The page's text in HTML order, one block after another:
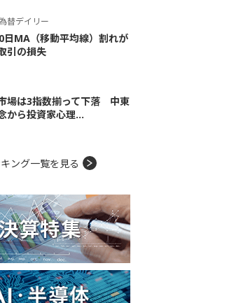
替デイリー
日MA（移動平均線）割れが
引の損失
市場は3指数揃って下落 中東
から投資家心理...
ング一覧を見る